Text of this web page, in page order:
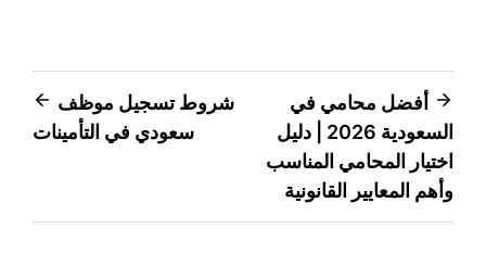
تصفّح
المقالات
أفضل محامي في
السعودية 2026 | دليل
اختيار المحامي المناسب
وأهم المعايير القانونية
شروط تسجيل موظف
سعودي في التأمينات